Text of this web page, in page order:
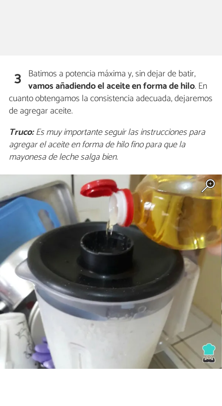
3 Batimos a potencia máxima y, sin dejar de batir,
vamos añadiendo el aceite en forma de hilo. En
cuanto obtengamos la consistencia adecuada, dejaremos
de agregar aceite.
Truco:Es muy importante seguir las instrucciones para
agregar el aceite en forma de hilo fino para que la
mayonesa de leche salga bien.